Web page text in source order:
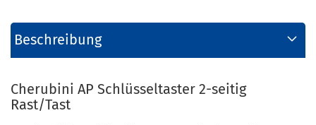
Beschreibung
Cherubini AP Schlüsseltaster 2-seitig
Rast/Tast